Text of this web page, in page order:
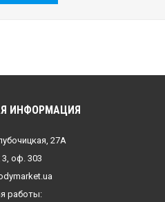
ИНФОРМАЦИЯ
27А
оф. 303
работы: